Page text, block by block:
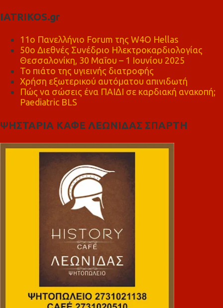
IATRIKOS.gr
11ο Πανελλήνιο Forum της W4O Hellas
50ο Διεθνές Συνέδριο Ηλεκτροκαρδιολογίας
Θεσσαλονίκη, 30 Μαΐου – 1 Ιουνίου 2025
Το πιάτο της υγιεινής διατροφής
Χρήση εξωτερικού αυτόματου απινιδωτή
Πώς να σώσεις ένα ΠΑΙΔΙ σε καρδιακή ανακοπή;
Paediatric BLS
ΨΗΣΤΑΡΙΑ ΚΑΦΕ ΛΕΩΝΙΔΑΣ ΣΠΑΡΤΗ